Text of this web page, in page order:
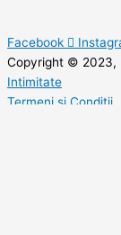
Facebook
Copyright © 2023,
Intimitate
Termeni și Condiții